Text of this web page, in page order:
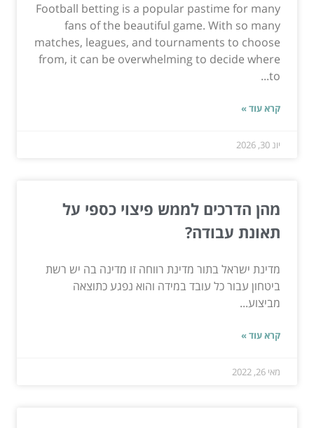
Football betting is a popular pastime for many
fans of the beautiful game. With so many
matches, leagues, and tournaments to choose
from, it can be overwhelming to decide where
to...
קרא עוד »
יונ 30, 2026
מהן הדרכים לממש פיצוי כספי על
תאונת עבודה?
מדינת ישראל בתור מדינת רווחה זו מדינה בה יש רשת
ביטחון עבור כל עובד במידה והוא נפגע כתוצאה
מביצוע...
קרא עוד »
מאי 26, 2022